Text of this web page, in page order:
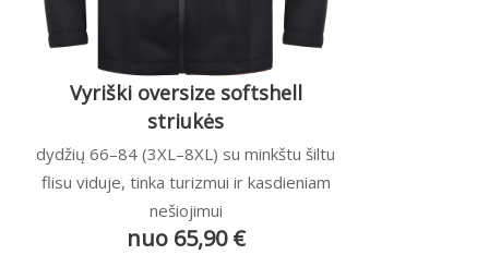
Vyriški oversize softshell
striukės
dydžių 66–84 (3XL–8XL) su minkštu šiltu
flisu viduje, tinka turizmui ir kasdieniam
nešiojimui
nuo 65,90 €